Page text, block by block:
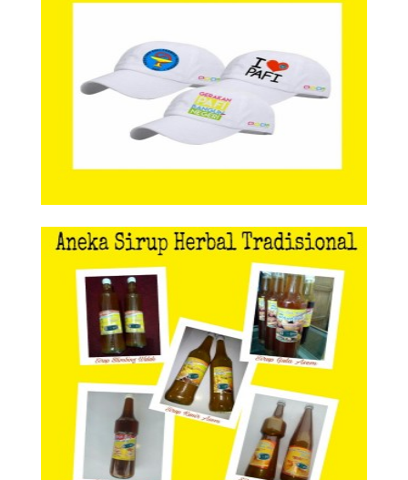
Aneka Sirup Herbal Tradisional
Aneka Sirup Herbal
Tradisional